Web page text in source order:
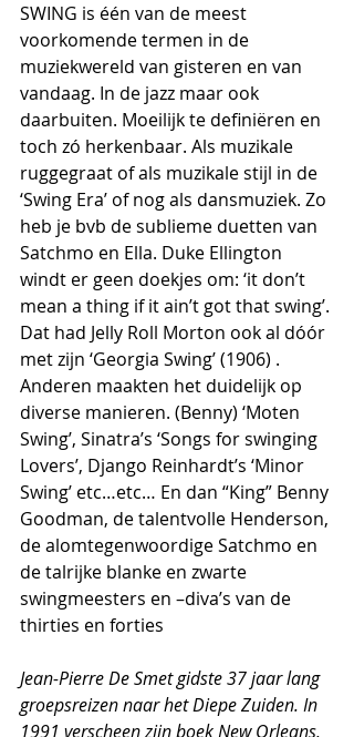
SWING is één van de meest
voorkomende termen in de
muziekwereld van gisteren en van
vandaag. In de jazz maar ook
daarbuiten. Moeilijk te definiëren en
toch zó herkenbaar. Als muzikale
ruggegraat of als muzikale stijl in de
‘Swing Era’ of nog als dansmuziek. Zo
heb je bvb de sublieme duetten van
Satchmo en Ella. Duke Ellington
windt er geen doekjes om: ‘it don’t
mean a thing if it ain’t got that swing’.
Dat had Jelly Roll Morton ook al dóór
met zijn ‘Georgia Swing’ (1906) .
Anderen maakten het duidelijk op
diverse manieren. (Benny) ‘Moten
Swing’, Sinatra’s ‘Songs for swinging
Lovers’, Django Reinhardt’s ‘Minor
Swing’ etc…etc… En dan “King” Benny
Goodman, de talentvolle Henderson,
de alomtegenwoordige Satchmo en
de talrijke blanke en zwarte
swingmeesters en –diva’s van de
thirties en forties
Jean-Pierre De Smet gidste 37 jaar lang
groepsreizen naar het Diepe Zuiden. In
1991 verscheen zijn boek New Orleans,